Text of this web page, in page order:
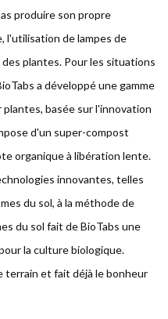
produire son propre
l'utilisation de lampes de
plantes. Pour les situations
a développé une gamme
basée sur l'innovation
d'un super-compost
organique à libération lente.
innovantes, telles
du sol, à la méthode de
du sol fait de BioTabs une
la culture biologique.
terrain et fait déjà le bonheur